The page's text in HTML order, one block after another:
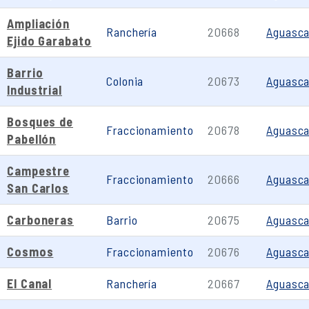
Ampliación
Ejido Garabato
Ranchería 20668
Barrio
Industrial
Colonia 20673
Bosques de
Pabellón
Fraccionamiento 20678
Campestre
San Carlos
Fraccionamiento 20666
Carboneras Barrio 20675
Cosmos Fraccionamiento 20676
El Canal Ranchería 20667